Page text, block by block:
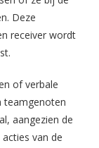
Deze
receiver wordt
of verbale
teamgenoten
aangezien de
van de